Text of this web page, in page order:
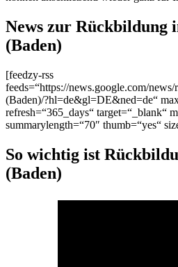
News zur Rückbildung
(Baden)
[feedzy-rss
feeds=“https://news.google.com/
(Baden)/?hl=de&gl=DE&ned=de“
refresh=“365_days“ target=“_blank“
summarylength=“70″ thumb=“yes“
So wichtig ist
(Baden)